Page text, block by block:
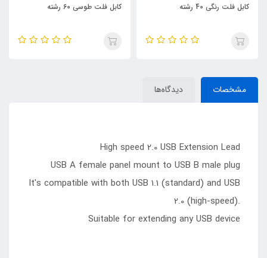
کابل فلت رنگی 40 رشته
کابل فلت طوسی 60 رشته
مشخصات دیدگاه‌ها
High speed 2.0 USB Extension Lead
USB A female panel mount to USB B male plug
It's compatible with both USB 1.1 (standard) and USB
2.0 (high-speed).
Suitable for extending any USB device